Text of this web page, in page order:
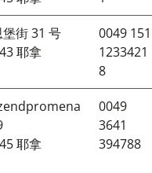
堡街 31 号
耶拿
0049 151
1233421
8
耶拿
0049
3641
394788